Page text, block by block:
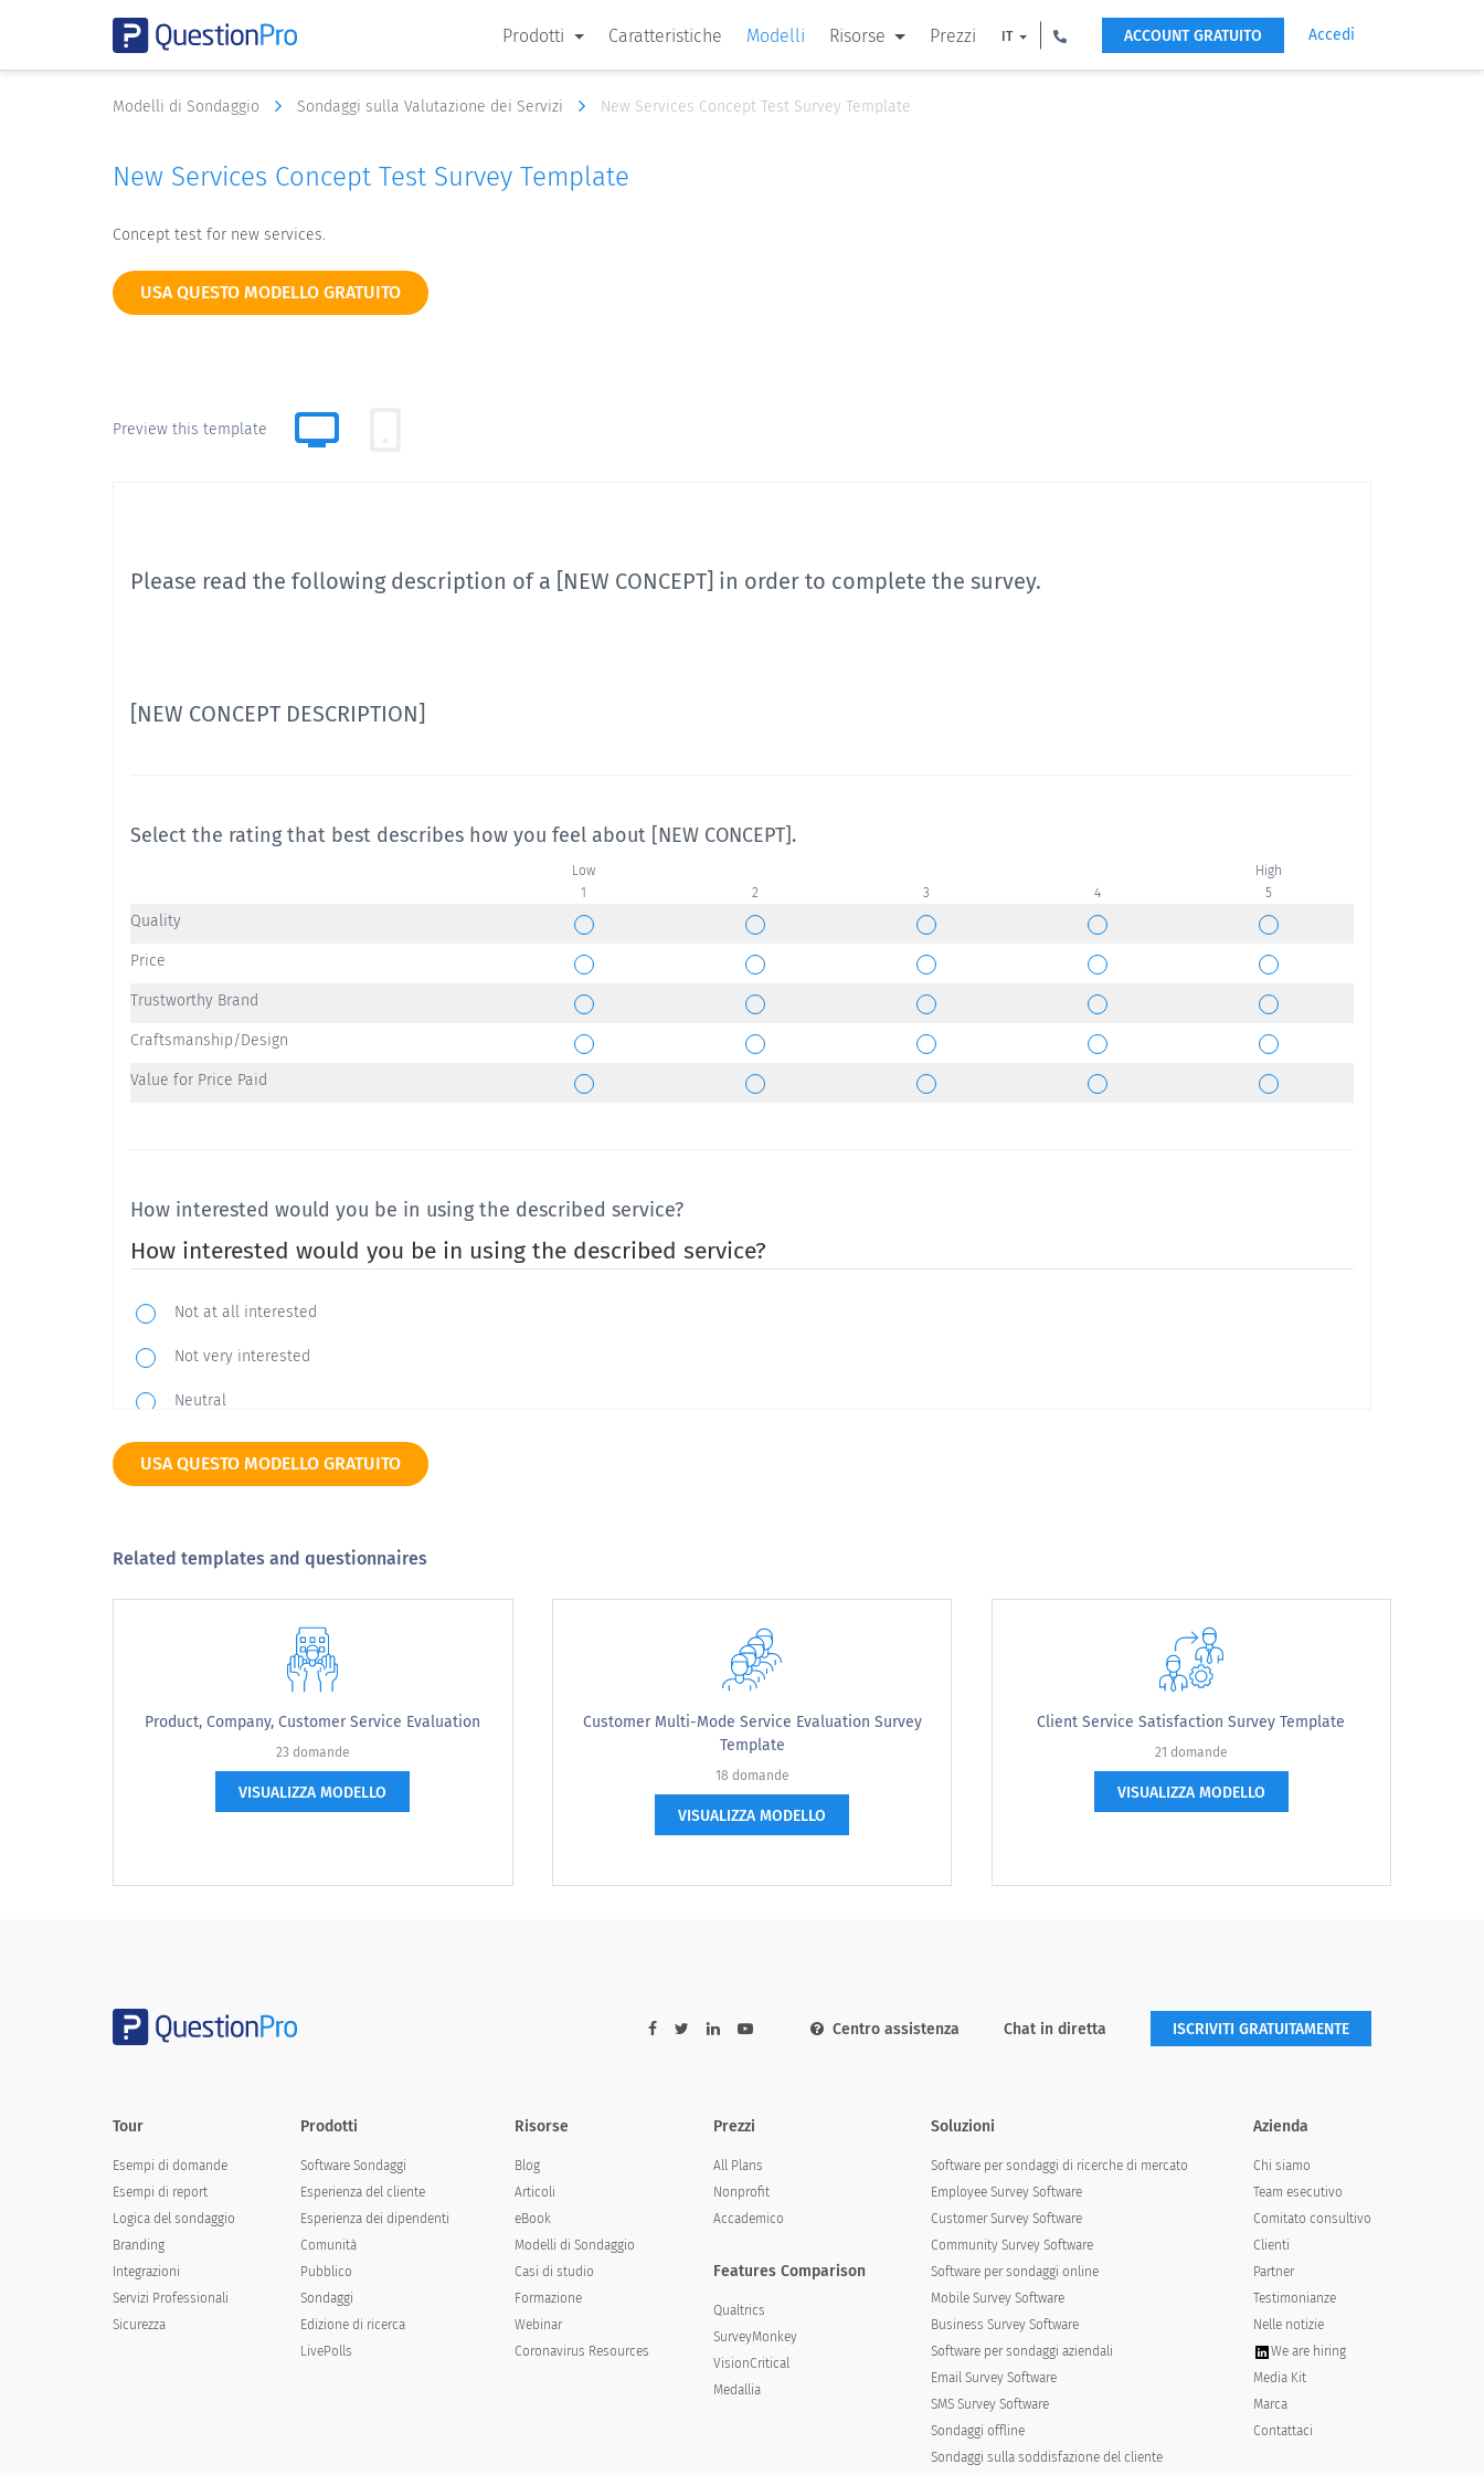
Prodotti Caratteristiche Modelli Risorse Prezzi IT ACCOUNT GRATUITO Accedi
Modelli di Sondaggio Sondaggi sulla Valutazione dei Servizi New Services Concept Test Survey Template
New Services Concept Test Survey Template
Concept test for new services.
USA QUESTO MODELLO GRATUITO
Preview this template
Please read the following description of a [NEW CONCEPT] in order to complete the survey.
[NEW CONCEPT DESCRIPTION]
Select the rating that best describes how you feel about [NEW CONCEPT].
Low
1
2 3 4
High
5
Quality
Price
Trustworthy Brand
Craftsmanship/Design
Value for Price Paid
How interested would you be in using the described service?
How interested would you be in using the described service?
Not at all interested
Not very interested
Neutral
Somewhat interested
Extremely interested
What features/attributes of this service are the most valuable to you?
Overall, how interested are you in buying this service?
Not at all interested
Not very interested
Neither interested nor uninterested
Somewhat interested
USA QUESTO MODELLO GRATUITO
Related templates and questionnaires
Product, Company, Customer Service Evaluation
23 domande
VISUALIZZA MODELLO
Customer Multi-Mode Service Evaluation Survey
Template
18 domande
VISUALIZZA MODELLO
Client Service Satisfaction Survey Template
21 domande
VISUALIZZA MODELLO
Centro assistenza Chat in diretta ISCRIVITI GRATUITAMENTE
Tour
Esempi di domande
Esempi di report
Logica del sondaggio
Branding
Integrazioni
Servizi Professionali
Sicurezza
Prodotti
Software Sondaggi
Esperienza del cliente
Esperienza dei dipendenti
Comunità
Pubblico
Sondaggi
Edizione di ricerca
LivePolls
Risorse
Blog
Articoli
eBook
Modelli di Sondaggio
Casi di studio
Formazione
Webinar
Coronavirus Resources
Prezzi
All Plans
Nonprofit
Accademico
Features Comparison
Qualtrics
SurveyMonkey
VisionCritical
Medallia
Soluzioni
Software per sondaggi di ricerche di mercato
Employee Survey Software
Customer Survey Software
Community Survey Software
Software per sondaggi online
Mobile Survey Software
Business Survey Software
Software per sondaggi aziendali
Email Survey Software
SMS Survey Software
Sondaggi offline
Sondaggi sulla soddisfazione del cliente
Azienda
Chi siamo
Team esecutivo
Comitato consultivo
Clienti
Partner
Testimonianze
Nelle notizie
We are hiring
Media Kit
Marca
Contattaci